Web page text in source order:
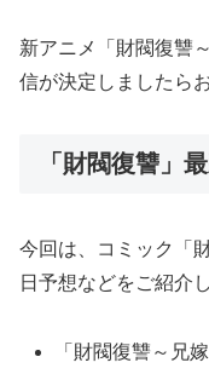
新アニメ「財閥復讐
信が決定しましたら
「財閥復讐」
今回は、コミック「
日予想などをご紹介
「財閥復讐～兄